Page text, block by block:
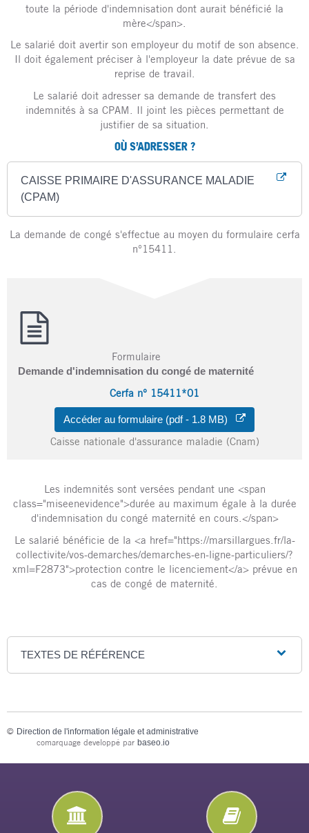
toute la période d'indemnisation dont aurait bénéficié la
mère</span>.
Le salarié doit avertir son employeur du motif de son absence.
Il doit également préciser à l'employeur la date prévue de sa
reprise de travail.
Le salarié doit adresser sa demande de transfert des
indemnités à sa CPAM. Il joint les pièces permettant de
justifier de sa situation.
OÙ S’ADRESSER ?
CAISSE PRIMAIRE D'ASSURANCE MALADIE
(CPAM)
La demande de congé s'effectue au moyen du formulaire cerfa
n°15411.
Formulaire
Demande d'indemnisation du congé de maternité
Cerfa n° 15411*01
Accéder au formulaire (pdf - 1.8 MB)
Caisse nationale d'assurance maladie (Cnam)
Les indemnités sont versées pendant une <span
class="miseenevidence">durée au maximum égale à la durée
d'indemnisation du congé maternité en cours.</span>
Le salarié bénéficie de la <a href="https://marsillargues.fr/la-
collectivite/vos-demarches/demarches-en-ligne-particuliers/?
xml=F2873">protection contre le licenciement</a> prévue en
cas de congé de maternité.
TEXTES DE RÉFÉRENCE
© Direction de l'information légale et administrative
comarquage developpé par baseo.io